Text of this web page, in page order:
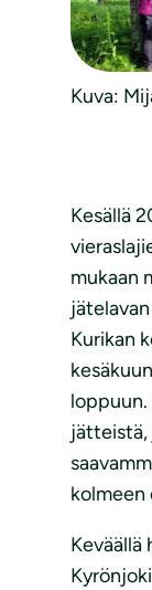
Kuva:
Kesällä
mukaan
Kurikan
jätteistä,
kolmeen
Keväällä